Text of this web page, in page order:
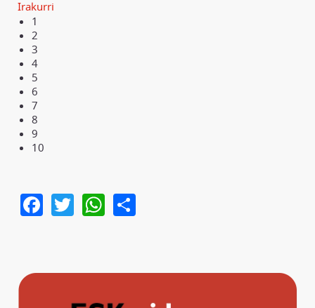
Irakurri
1
2
3
4
5
6
7
8
9
10
Facebook
TwitterWhatsApp